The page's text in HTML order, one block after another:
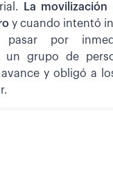
La
y cuando intentó
pasar por
un grupo de
y obligó a